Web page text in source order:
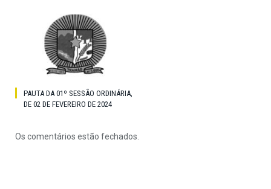
PAUTA DA 01º SESSÃO ORDINÁRIA,
DE 02 DE FEVEREIRO DE 2024
Os comentários estão fechados.